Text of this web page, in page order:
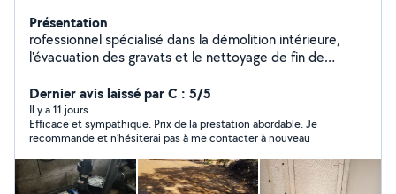
Présentation
rofessionnel spécialisé dans la démolition intérieure,
l'évacuation des gravats et le nettoyage de fin de
professionnels pour : Démolition de cloisons non
porteuses Dépose de cuisines et salles de bain Retrait
de carrelage, parquet, faux plafonds et revêtements
Débarras de gravats, matériaux et encombrants
Évacuation des déchets de chantier Nettoyage complet
après travaux Remise en état avant réception, location
Dernier avis laissé par C : 5/5
Il y a 11 jours
Efficace et sympathique. Prix de la prestation abordable. Je
recommande et n’hésiterai pas à me contacter à nouveau